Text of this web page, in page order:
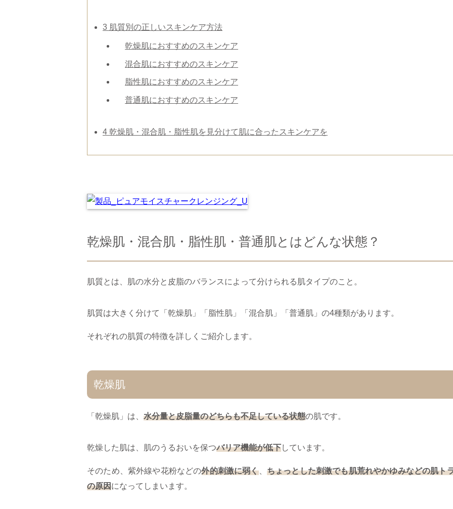
3 肌質別の正しいスキンケア方法
乾燥肌におすすめのスキンケア
混合肌におすすめのスキンケア
脂性肌におすすめのスキンケア
普通肌におすすめのスキンケア
4 乾燥肌・混合肌・脂性肌を見分けて肌に合ったスキンケアを
乾燥肌・混合肌・脂性肌・普通肌とはどんな状態？
肌質とは、肌の水分と皮脂のバランスによって​分けられる​肌タイプのこと。
肌質は大きく分けて「乾燥肌」「脂性肌」「混合肌」「普通肌」の4種類があります。
それぞれの肌質の特徴を詳しくご紹介します。
乾燥肌
「乾燥肌」は、 水分量と皮脂量のどちらも不足している状態の肌です。​
乾燥した肌は、肌のうるおいを保つバリア機能が低下しています。
そのため、紫外線や花粉などの外的刺激に弱く、 ちょっとした刺激でも肌荒れやかゆみなどの肌ト
の原因になってしまいます。